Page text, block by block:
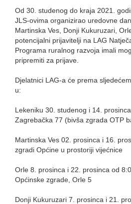
Od 30. studenog do kraja 2021.
JLS-ovima organizirao uredovne
Martinska Ves, Donji Kukuruzari,
potencijalni prijavitelji na LAG
Programa ruralnog razvoja imali
pripremiti za prijave.
Djelatnici LAG-a će prema
u:
Lekeniku 30. studenog i 14.
Zagrebačka 77 (bivša zgrada OTP
Martinska Ves 02. prosinca i 16.
zgradi Općine u prostoriji vijećnice
Orle 8. prosinca i 22. prosinca od
Općinske zgrade, Orle 5
Donji Kukuruzari 7. prosinca i 21.